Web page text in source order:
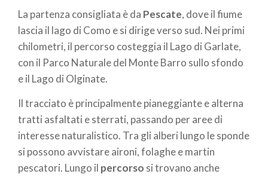
La partenza consigliata è da Pescate, dove il fiume
lascia il lago di Como e si dirige verso sud. Nei primi
chilometri, il percorso costeggia il Lago di Garlate,
con il Parco Naturale del Monte Barro sullo sfondo
e il Lago di Olginate.
Il tracciato è principalmente pianeggiante e alterna
tratti asfaltati e sterrati, passando per aree di
interesse naturalistico. Tra gli alberi lungo le sponde
si possono avvistare aironi, folaghe e martin
pescatori. Lungo il percorso si trovano anche